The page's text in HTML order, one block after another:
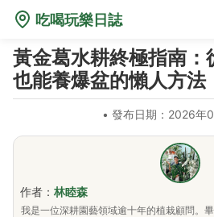
吃喝玩樂日誌
黃金葛水耕終極指南：
也能養爆盆的懶人方法
• 發布日期：2026年
作者： 林睦森
我是一位深耕園藝領域逾十年的植栽顧問。